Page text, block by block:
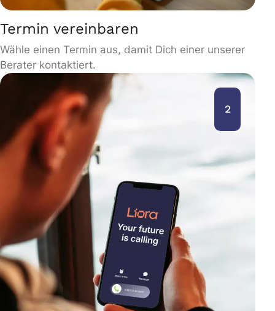
Termin vereinbaren
Wähle einen Termin aus, damit Dich einer unserer
Berater kontaktiert.
2